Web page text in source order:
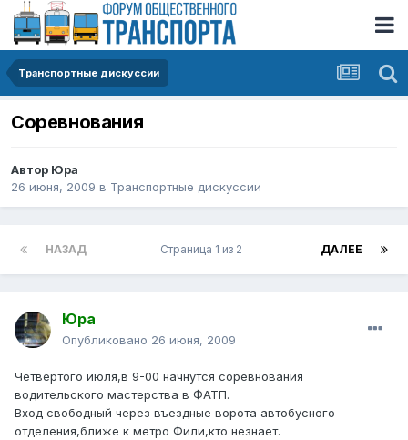
Транспортные дискуссии
Соревнования
Автор Юра
26 июня, 2009 в Транспортные дискуссии
НАЗАД ДАЛЕЕ
Страница 1 из 2
Юра
Опубликовано 26 июня, 2009
Четвёртого июля,в 9-00 начнутся соревнования
водительского мастерства в ФАТП.
Вход свободный через въездные ворота автобусного
отделения,ближе к метро Фили,кто незнает.